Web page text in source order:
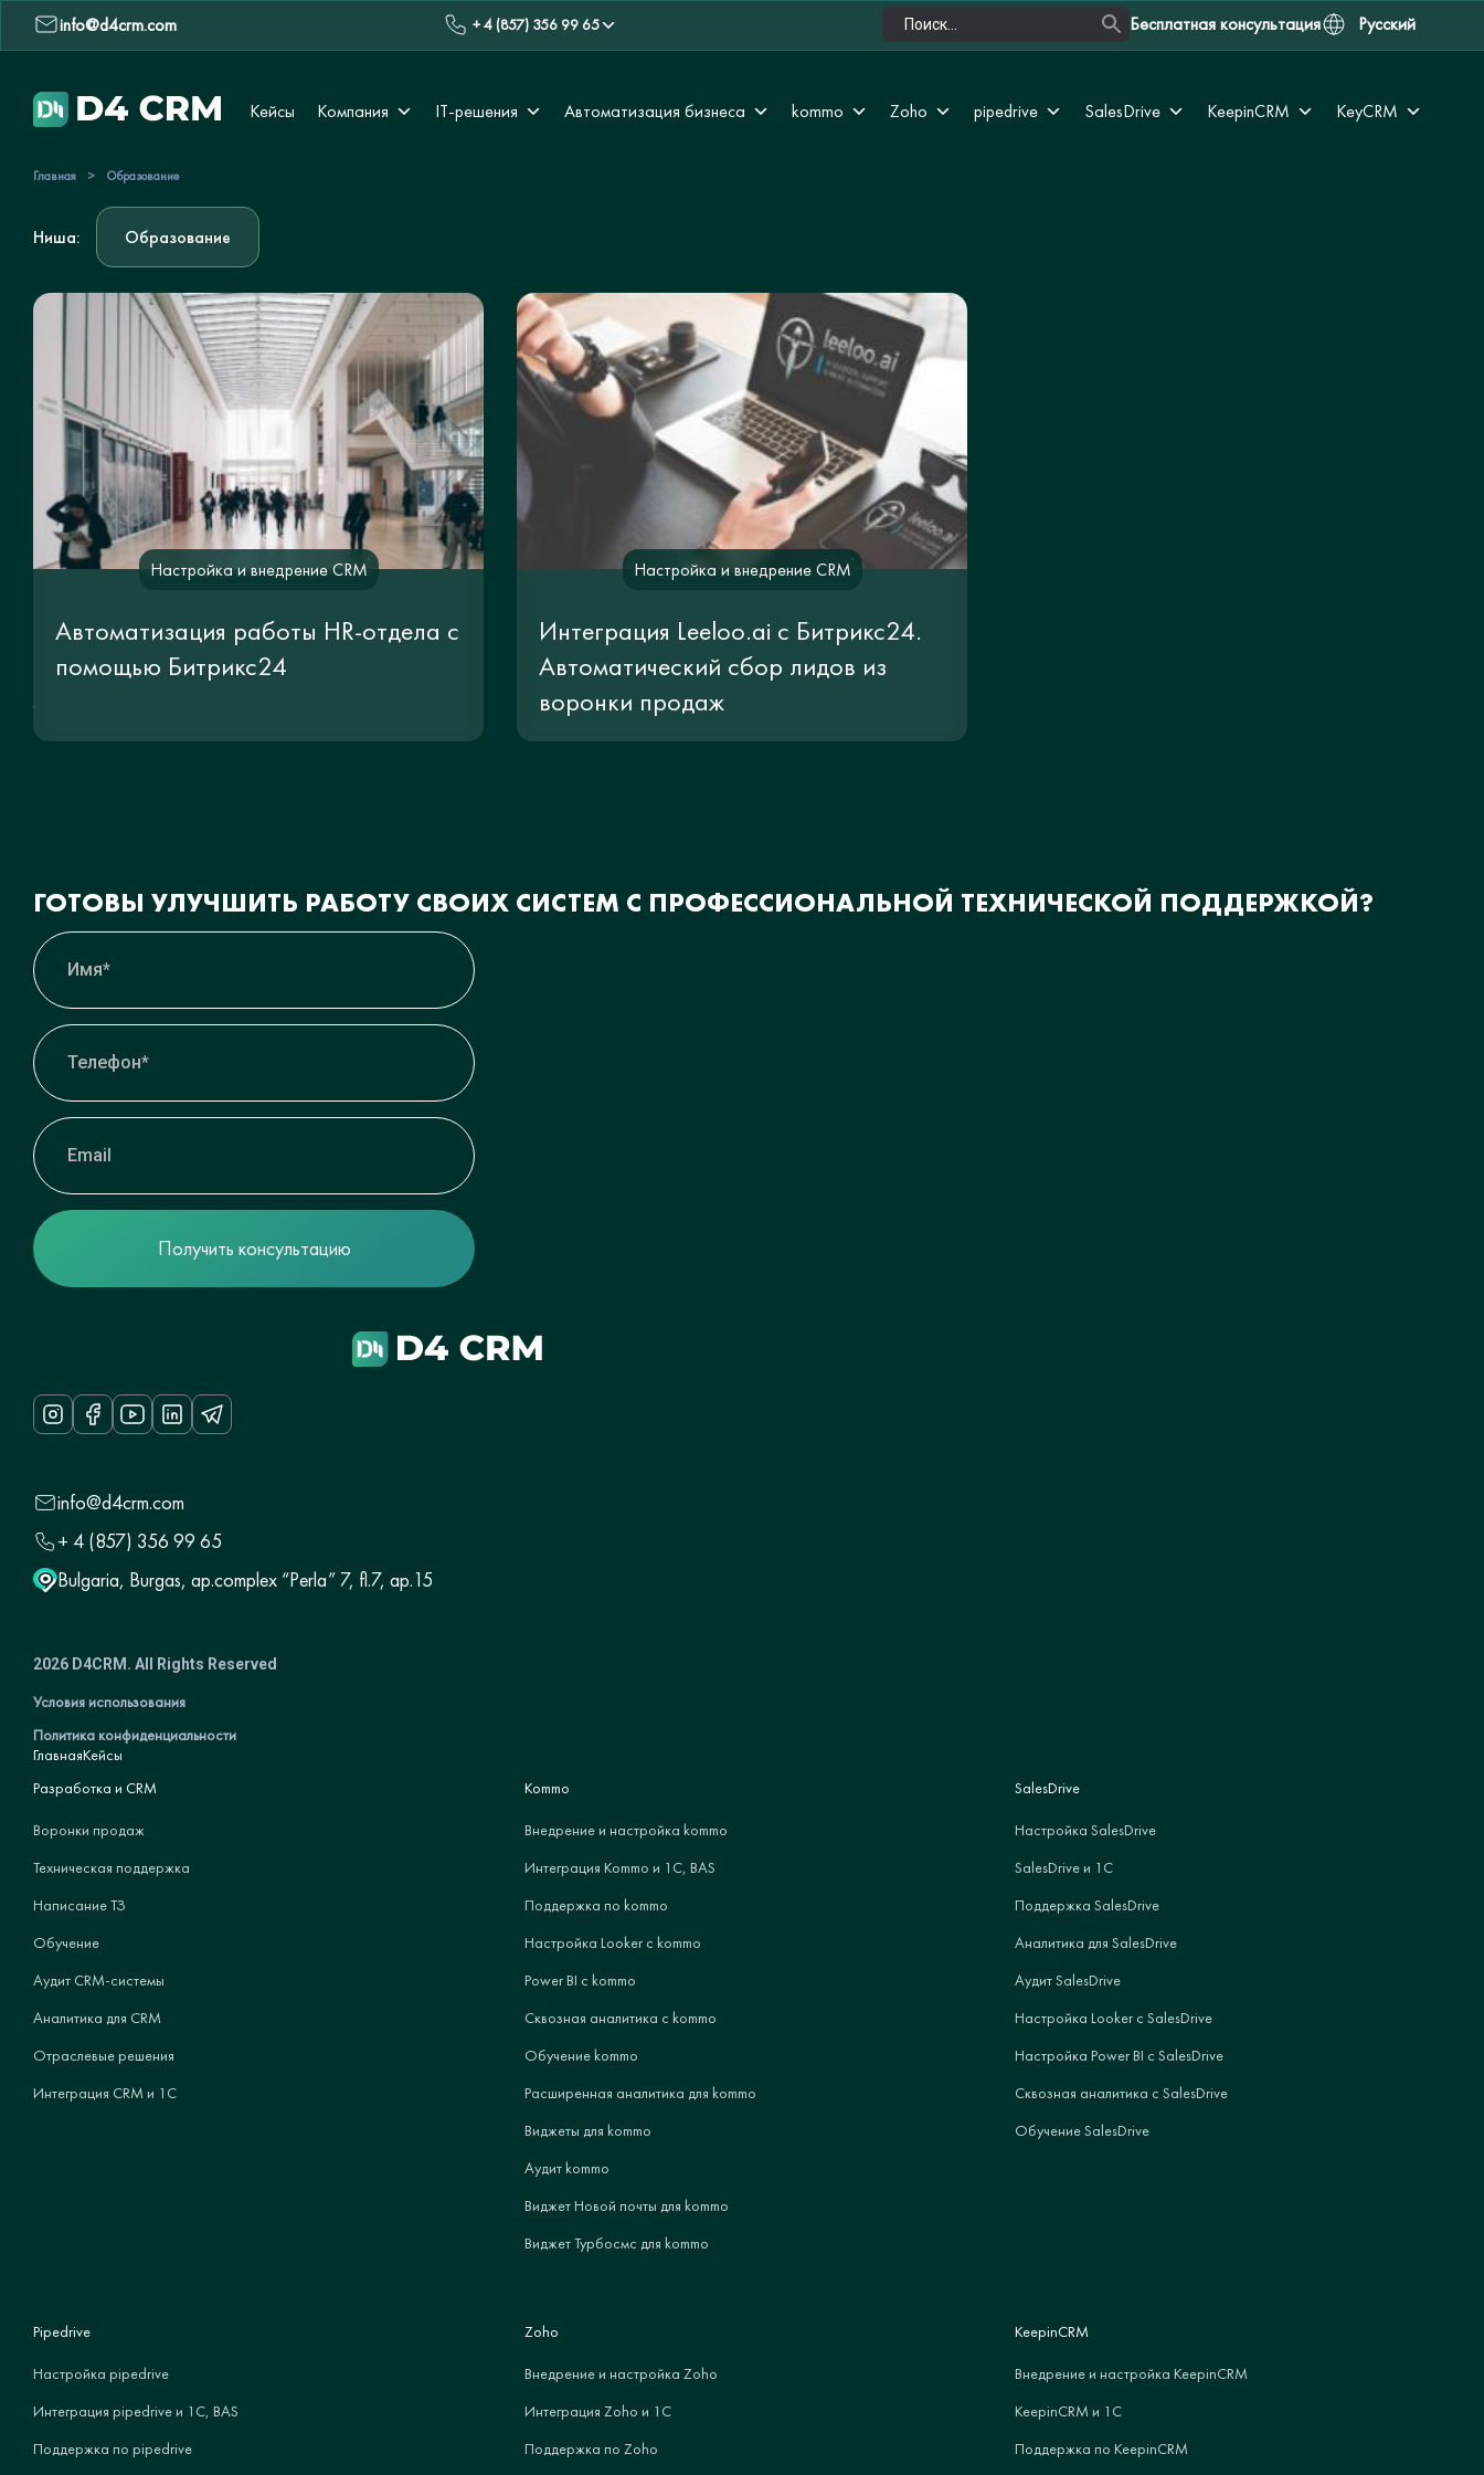
info@d4crm.com + 4 (857) 356 99 65 Бесплатная консультация Русский
Кейсы Компания IT-решения Автоматизация бизнеса kommo Zoho pipedrive SalesDrive KeepinCRM KeyCRM
Главная > Образование
Ниша: Образование
Настройка и внедрение CRM
Автоматизация работы HR-отдела с
помощью Битрикс24
Настройка и внедрение CRM
Интеграция Leeloo.ai с Битрикс24.
Автоматический сбор лидов из
воронки продаж
ГОТОВЫ УЛУЧШИТЬ РАБОТУ СВОИХ СИСТЕМ С ПРОФЕССИОНАЛЬНОЙ ТЕХНИЧЕСКОЙ ПОДДЕРЖКОЙ?
info@d4crm.com
+ 4 (857) 356 99 65
Bulgaria, Burgas, ap.complex “Perla” 7, fl.7, ap.15
2026 D4CRM. All Rights Reserved
Условия использования
Политика конфиденциальности
ГлавнаяКейсы
Разработка и CRM
Воронки продаж
Техническая поддержка
Написание ТЗ
Обучение
Аудит CRM-системы
Аналитика для CRM
Отраслевые решения
Интеграция CRM и 1С
Kommo
Внедрение и настройка kommo
Интеграция Kommo и 1С, BAS
Поддержка по kommo
Настройка Looker с kommo
Power BI с kommo
Сквозная аналитика с kommo
Обучение kommo
Расширенная аналитика для kommo
Виджеты для kommo
Аудит kommo
Виджет Новой почты для kommo
Виджет Турбосмс для kommo
SalesDrive
Настройка SalesDrive
SalesDrive и 1С
Поддержка SalesDrive
Аналитика для SalesDrive
Аудит SalesDrive
Настройка Looker с SalesDrive
Настройка Power BI с SalesDrive
Сквозная аналитика с SalesDrive
Обучение SalesDrive
Pipedrive
Настройка pipedrive
Интеграция pipedrive и 1С, BAS
Поддержка по pipedrive
Zoho
Внедрение и настройка Zoho
Интеграция Zoho и 1С
Поддержка по Zoho
KeepinCRM
Внедрение и настройка KeepinCRM
KeepinCRM и 1С
Поддержка по KeepinCRM